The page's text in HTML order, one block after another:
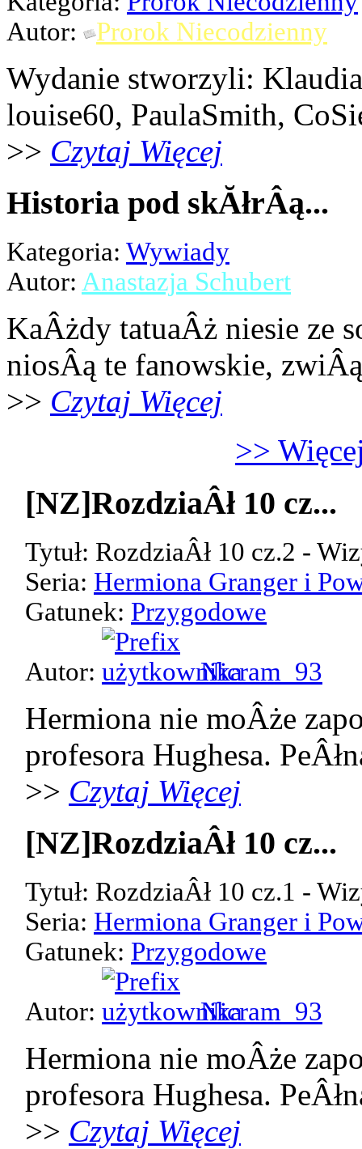
Autor:
Prorok Niecodzienny
Wydanie stworzyli:
louise60, PaulaSmith,
>> Czytaj Więcej
Historia pod skĂłrÂą...
Kategoria: Wywiady
Autor: Anastazja Schubert
KaÂżdy tatuaÂż niesie ze
niosÂą te fanowskie,
>> Czytaj Więcej
>>
[NZ]RozdziaÂł 10 cz...
Tytuł: RozdziaÂł 10 cz.2 -
Seria: Hermiona Granger i
Gatunek: Przygodowe
Autor: Nicram_93
Hermiona nie moÂże
profesora Hughesa.
>> Czytaj Więcej
[NZ]RozdziaÂł 10 cz...
Tytuł: RozdziaÂł 10 cz.1 -
Seria: Hermiona Granger i
Gatunek: Przygodowe
Autor: Nicram_93
Hermiona nie moÂże
profesora Hughesa.
>> Czytaj Więcej